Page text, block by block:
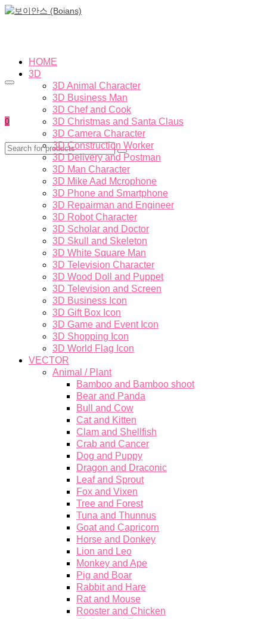
0
HOME
3D
3D Animal Character
3D Business Man
3D Chef and Cook
3D Christmas and Santa Claus
3D Camera Character
3D Construction Worker
3D Delivery and Postman
3D Man Character
3D Mike Aad Mcrophone
3D Phone and Smartphone
3D Repairman and Engineer
3D Robot Character
3D Scholar and Doctor
3D Skull and Skeleton
3D White Square Man
3D Television Character
3D Wood Doll and Puppet
3D Television and Screen
3D Business Icon
3D Gift Box Icon
3D Game and Event Icon
3D Shopping Icon
3D World Flag Icon
VECTOR
Animal / Plant
Bamboo and Bamboo shoot
Bear and Panda
Bull and Cow
Cat and Kitten
Clam and Shellfish
Crab and Cancer
Dog and Puppy
Dragon and Draconic
Leaf and Sprout
Fox and Vixen
Tree and Forest
Tuna and Thunnus
Goat and Capricorn
Horse and Donkey
Lion and Leo
Monkey and Ape
Pig and Boar
Rabbit and Hare
Rat and Mouse
Rooster and Chicken